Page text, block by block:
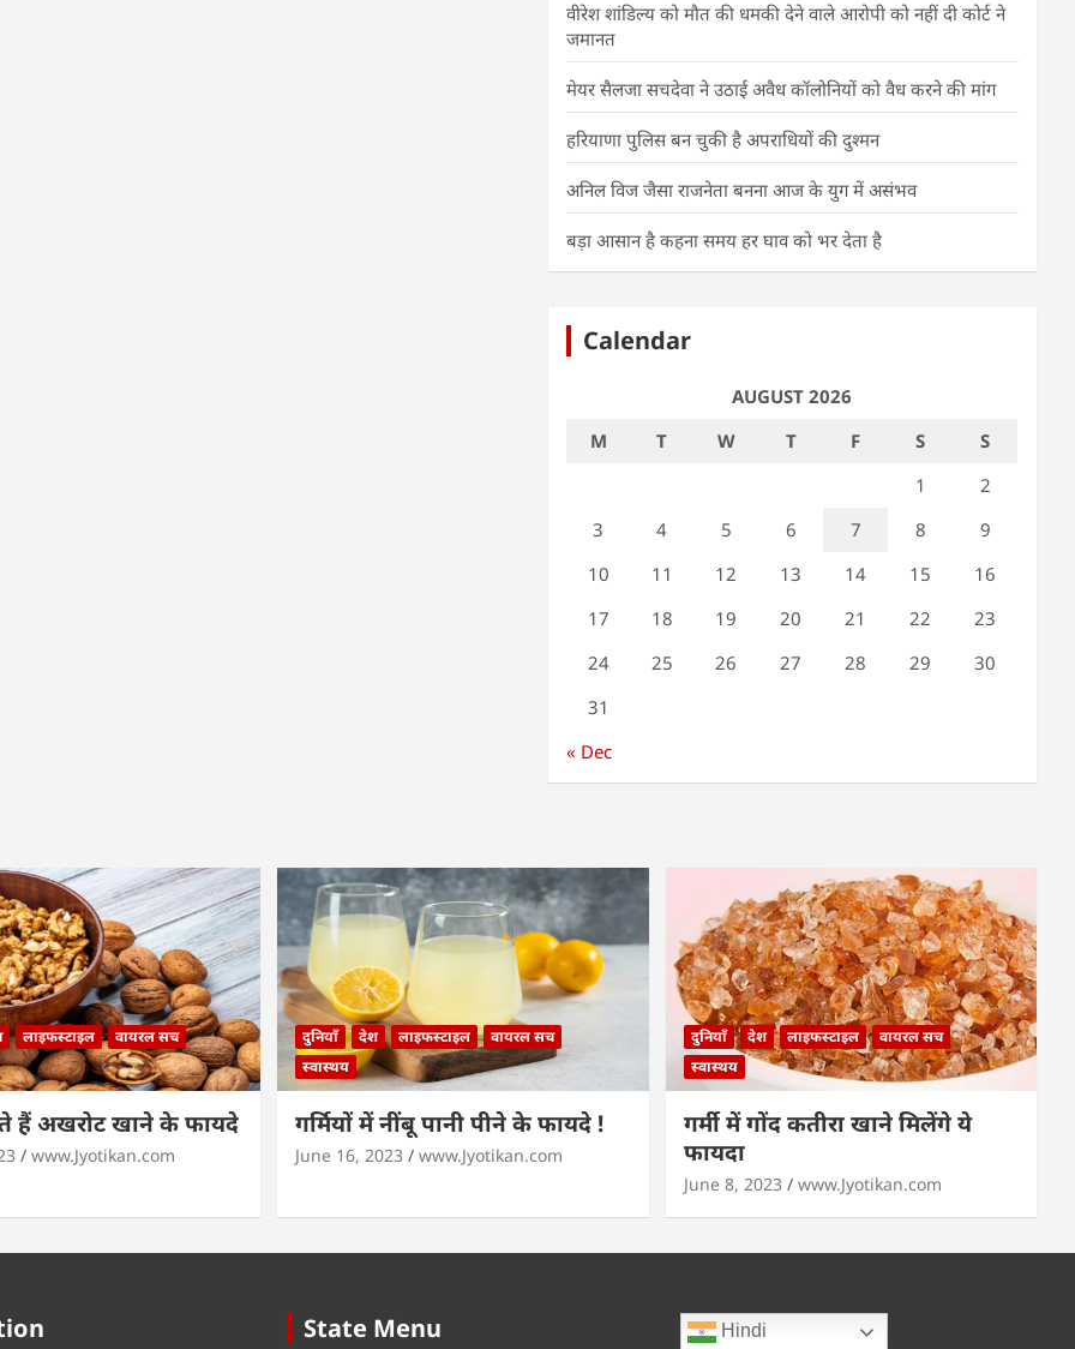
वीरेश शांडिल्य को मौत की धमकी देने वाले आरोपी को नहीं दी कोर्ट ने
जमानत
मेयर सैलजा सचदेवा ने उठाई अवैध कॉलोनियों को वैध करने की मांग
हरियाणा पुलिस बन चुकी है अपराधियों की दुश्मन
अनिल विज जैसा राजनेता बनना आज के युग में असंभव
बड़ा आसान है कहना समय हर घाव को भर देता है
Calendar
AUGUST 2026
M
T W T F S
S
1
2
3
4 5 6 7 8
9
10
11 12 13 14 15
16
17
18 19 20 21 22
23
24
25 26 27 28 29
30
31
« Dec
लाइफस्टाइल वायरल सच
हैं अखरोट खाने के फायदे
www.Jyotikan.com
दुनियाँ देश लाइफस्टाइल
वायरल सच
स्वास्थय
गर्मियों में नींबू पानी पीने के फायदे !
June 16, 2023 www.Jyotikan.com
दुनियाँ देश लाइफस्टाइल
वायरल सच
स्वास्थय
गर्मी में गोंद कतीरा खाने मिलेंगे ये
फायदा
June 8, 2023 www.Jyotikan.com
State Menu Hindi